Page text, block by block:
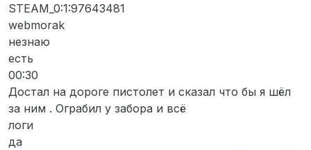
STEAM_0:1:97643481
webmorak
незнаю
есть
00:30
Достал на дороге пистолет и сказал что бы я шёл
за ним . Ограбил у забора и всё
логи
да